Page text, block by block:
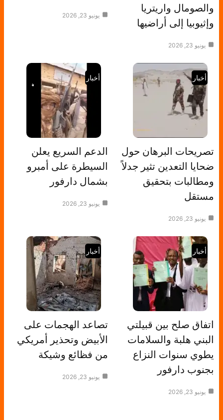
والصومال واريتريا
وإثيوبيا إلى أراضيها
يونيو 23, 2026
يونيو 23, 2026
أخبار
تصريحات البرهان حول
ضحايا التعدين تثير جدلاً
ومطالبات بتحقيق
مستقل
يونيو 23, 2026
أخبار
الدعم السريع يعلن
السيطرة على أمبرو
بشمال دارفور
يونيو 23, 2026
أخبار
اتفاق صلح بين قبيلتي
البني هلبة والسلامات
يطوي سنوات النزاع
بجنوب دارفور
يونيو 23, 2026
أخبار
تصاعد الهجمات على
الأبيض وتحذير أمريكي
من فظائع وشيكة
يونيو 23, 2026